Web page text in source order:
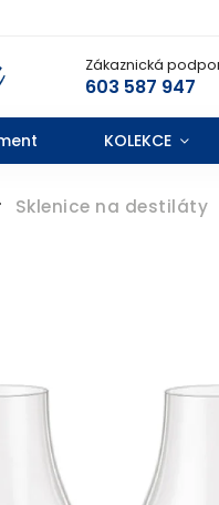
Zákaznická
603 587 947
KOLEKCE
Sklenice na destiláty